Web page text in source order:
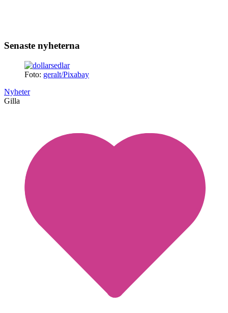
Senaste nyheterna
Foto: geralt/Pixabay
Nyheter
Gilla